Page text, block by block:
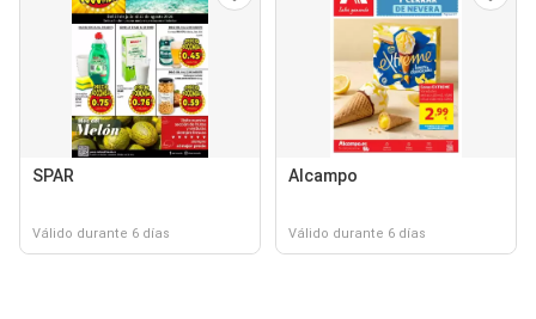
SPAR
Válido durante 6 días
Alcampo
Válido durante 6 días